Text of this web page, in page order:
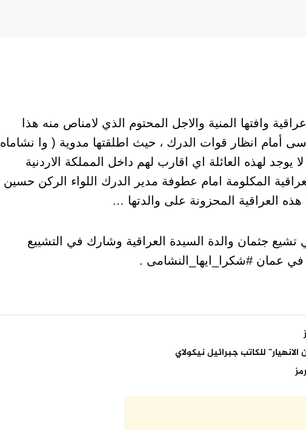
وافتها المنية والاجل المحتوم الذي لامناص منه هذا
أمام انظار قوات الدرك ، حيث اطلقتها مدوية ( وا نشاماه
لهذه العائلة اي اقارب لهم داخل المملكة الاردنية
المكلومة امام عطوفة مدير الدرك اللواء الركن حسين
هذه العراقية المحزونة على والدتها …
تشيع جثمان والدة السيدة العراقية وشارك في التشييع
في عمان #شكرا_ايها_النشامى .
للكاتب جبرائيل نيكولاي